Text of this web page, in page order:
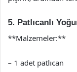
5. Patlıcanlı
**Malzemeler:**
– 1 adet patlıcan